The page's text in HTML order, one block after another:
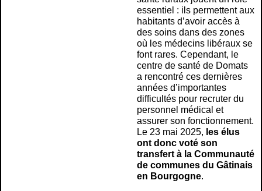
essentiel : ils permettent aux
habitants d’avoir accès à
des soins dans des zones
où les médecins libéraux se
font rares. Cependant, le
centre de santé de Domats
a rencontré ces dernières
années d’importantes
difficultés pour recruter du
personnel médical et
assurer son fonctionnement.
Le 23 mai 2025, les élus
ont donc voté son
transfert à la Communauté
de communes du Gâtinais
en Bourgogne.